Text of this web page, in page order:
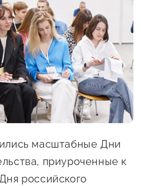
продукции
"Мой
поддержка
масштабные Дни
приуроченные к
российского